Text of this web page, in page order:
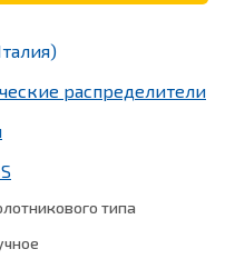
распределители
типа